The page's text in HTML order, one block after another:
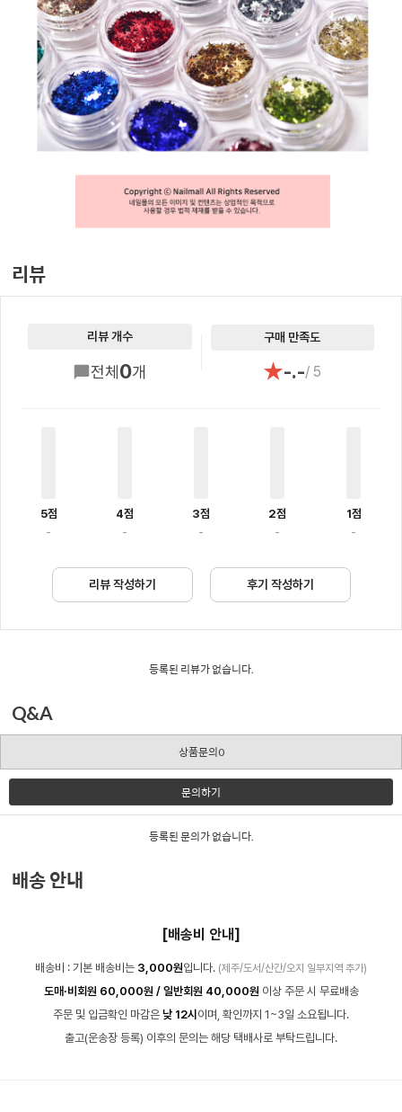
리뷰
리뷰 개수
전체 0개
구매 만족도
★-.-/ 5
5점
-
4점
-
3점
-
2점
-
1점
-
리뷰 작성하기 후기 작성하기
등록된 리뷰가 없습니다.
Q&A
상품문의0
문의하기
등록된 문의가 없습니다.
배송 안내
[배송비 안내]
배송비 : 기본 배송비는 3,000원입니다. (제주/도서/산간/오지 일부지역 추가)
도매·비회원 60,000원 / 일반회원 40,000원 이상 주문 시 무료배송
주문 및 입금확인 마감은 낮 12시이며, 확인까지 1~3일 소요됩니다.
출고(운송장 등록) 이후의 문의는 해당 택배사로 부탁드립니다.